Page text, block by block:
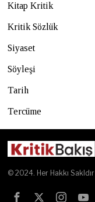
Kitap Kritik
Kritik Sözlük
Siyaset
Söyleşi
Tarih
Tercüme
© 2024. Her Hakkı Sakldır